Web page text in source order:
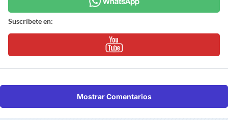
Suscríbete en:
Mostrar Comentarios